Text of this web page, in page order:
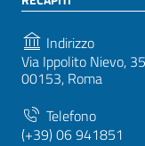
Indirizzo
Via Ippolito Nievo, 35
00153, Roma
Telefono
(+39) 06 941851